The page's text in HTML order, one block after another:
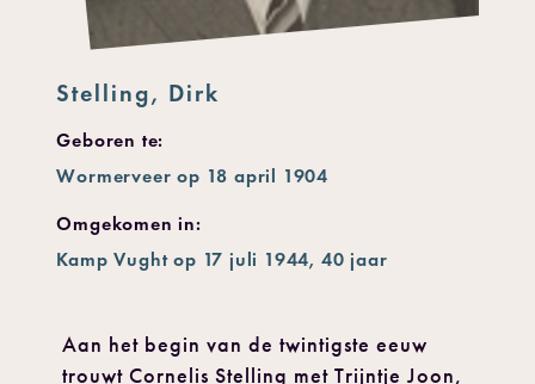
Stelling, Dirk
Geboren te:
Wormerveer op 18 april 1904
Omgekomen in:
Kamp Vught op 17 juli 1944, 40 jaar
Aan het begin van de twintigste eeuw
trouwt Cornelis Stelling met Trijntje Joon,